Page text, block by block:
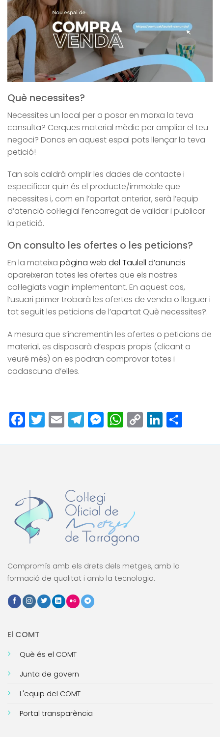
Què necessites?
Necessites un local per a posar en marxa la teva
consulta? Cerques material mèdic per ampliar el teu
negoci? Doncs en aquest espai pots llençar la teva
petició!
Tan sols caldrà omplir les dades de contacte i
especificar quin és el producte/immoble que
necessites i, com en l’apartat anterior, serà l’equip
d’atenció col·legial l’encarregat de validar i publicar
la petició.
On consulto les ofertes o les peticions?
En la mateixa pàgina web del Taulell d’anuncis
apareixeran totes les ofertes que els nostres
col·legiats vagin implementant. En aquest cas,
l’usuari primer trobarà les ofertes de venda o lloguer i
tot seguit les peticions de l’apartat Què necessites?.
A mesura que s’incrementin les ofertes o peticions de
material, es disposarà d’espais propis (clicant a
veuré més) on es podran comprovar totes i
cadascuna d’elles.
Facebook
Twitter
EmailTelegram
Messenger
WhatsApp
Copy
Compromís amb els drets dels metges, amb la
formació de qualitat i amb la tecnologia.
El COMT
Què és el COMT
Junta de govern
L'equip del COMT
Portal transparència